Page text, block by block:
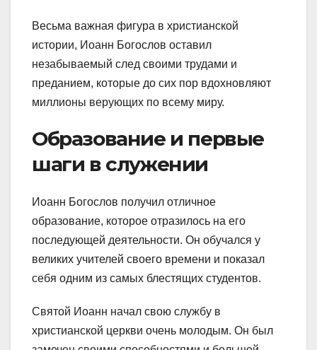
Весьма важная фигура в христианской
истории, Иоанн Богослов оставил
незабываемый след своими трудами и
преданием, которые до сих пор вдохновляют
миллионы верующих по всему миру.
Образование и первые
шаги в служении
Иоанн Богослов получил отличное
образование, которое отразилось на его
последующей деятельности. Он обучался у
великих учителей своего времени и показал
себя одним из самых блестящих студентов.
Святой Иоанн начал свою службу в
христианской церкви очень молодым. Он был